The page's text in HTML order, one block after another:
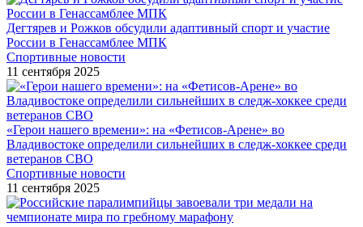
Дегтярев и Рожков обсудили адаптивный спорт и участие
России в Генассамблее МПК
Спортивные новости
11 сентября 2025
«Герои нашего времени»: на «Фетисов-Арене» во
Владивостоке определили сильнейших в следж-хоккее среди
ветеранов СВО
Спортивные новости
11 сентября 2025